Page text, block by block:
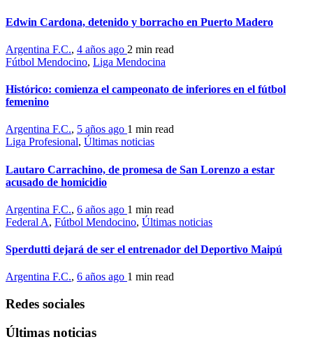
Edwin Cardona, detenido y borracho en Puerto Madero
Argentina F.C., 4 años ago 2 min read
Fútbol Mendocino, Liga Mendocina
Histórico: comienza el campeonato de inferiores en el fútbol
femenino
Argentina F.C., 5 años ago 1 min read
Liga Profesional, Últimas noticias
Lautaro Carrachino, de promesa de San Lorenzo a estar
acusado de homicidio
Argentina F.C., 6 años ago 1 min read
Federal A, Fútbol Mendocino, Últimas noticias
Sperdutti dejará de ser el entrenador del Deportivo Maipú
Argentina F.C., 6 años ago 1 min read
Redes sociales
Últimas noticias